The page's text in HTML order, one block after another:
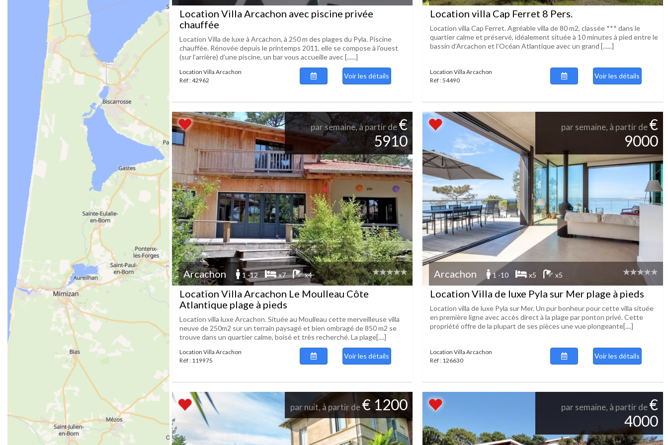
Location Villa Arcachon avec piscine privée
chauffée
Location Villa de luxe à Arcachon, à 250 m des plages du Pyla. Piscine
chauffée. Rénovée depuis le printemps 2011, elle se compose à l'ouest
(sur l’arrière) d’une piscine, un bar vous accueille avec [......]
Location Villa Arcachon
Réf : 42962
Voir les détails
Location villa Cap Ferret 8 Pers.
Location villa Cap Ferret. Agréable villa de 80 m2, classée *** dans le
quartier calme et préservé, idéalement située à 10 minutes à pied entre le
bassin d’Arcachon et l’Océan Atlantique avec un grand [......]
Location Villa Arcachon
Réf : 54490
Voir les détails
par semaine, à partir de€
5910
Arcachon 1 -12 x7 x4
Location Villa Arcachon Le Moulleau Côte
Atlantique plage à pieds
Location villa luxe Arcachon. Située au Moulleau cette merveilleuse villa
neuve de 250m2 sur un terrain paysagé et bien ombragé de 850 m2 se
trouve dans un quartier calme, boisé et très recherché. La plage[....]
Location Villa Arcachon
Réf : 119975
Voir les détails
par semaine, à partir de€
9000
Arcachon 1 -10 x5 x5
Location Villa de luxe Pyla sur Mer plage à pieds
Location villa de luxe Pyla sur Mer. Un pur bonheur pour cette villa située
en première ligne avec accès direct à la plage par ponton privé. Cette
propriété offre de la plupart de ses pièces une vue plongeante[....]
Location Villa Arcachon
Réf : 126630
Voir les détails
par nuit, à partir de€ 1200 par semaine, à partir de€
4000